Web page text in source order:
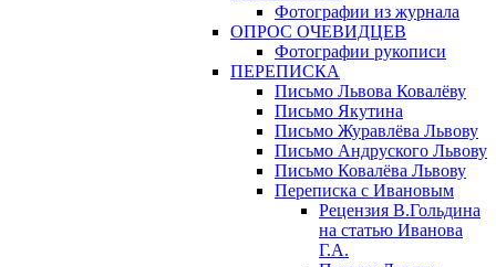
Фотографии из журнала
ОПРОС ОЧЕВИДЦЕВ
Фотографии рукописи
ПЕРЕПИСКА
Письмо Львова Ковалёву
Письмо Якутина
Письмо Журавлёва Львову
Письмо Андруского Львову
Письмо Ковалёва Львову
Переписка с Ивановым
Рецензия В.Гольдина
на статью Иванова
Г.А.